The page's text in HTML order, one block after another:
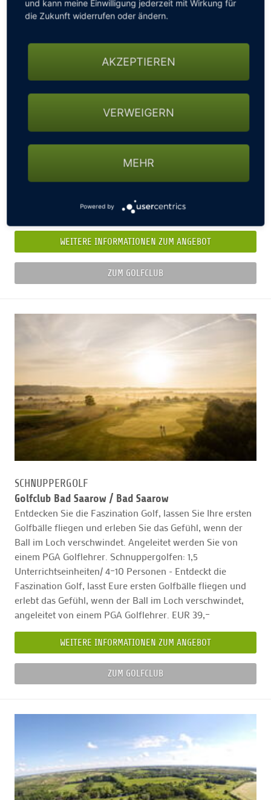
DGV-PLATZREIFEKURS
Golfclub Bad Saarow /
Im DGV-Platzreifekurs können Anfänger die Berechtigung
zum selbstständigen Spielen auf dem Golfplatz erlangen.
In diesem Kurs werden Sie intensiv auf die DGV-
Platzreifeprüfung in Theorie und Praxis vorbereitet. Nach
erfolgreichem Abschluss erhalten Sie die in Deutschland
offiziell anerkannt DGV-Platzreife.
WEITERE INFORMATIONEN ZUM ANGEBOT
ZUM GOLFCLUB
SCHNUPPERGOLF
Golfclub Bad Saarow / Bad Saarow
Entdecken Sie die Faszination Golf, lassen Sie Ihre ersten
Golfbälle fliegen und erleben Sie das Gefühl, wenn der
Ball im Loch verschwindet. Angeleitet werden Sie von
einem PGA Golflehrer. Schnuppergolfen: 1,5
Unterrichtseinheiten/ 4–10 Personen - Entdeckt die
Faszination Golf, lasst Eure ersten Golfbälle fliegen und
erlebt das Gefühl, wenn der Ball im Loch verschwindet,
angeleitet von einem PGA Golflehrer. EUR 39,–
WEITERE INFORMATIONEN ZUM ANGEBOT
ZUM GOLFCLUB
und kann meine Einwilligung jederzeit mit Wirkung für
die Zukunft widerrufen oder ändern.
AKZEPTIEREN
VERWEIGERN
MEHR
Powered by